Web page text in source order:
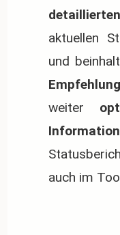
aktuellen
und
weiter
auch im